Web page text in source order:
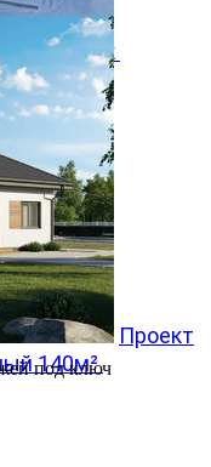
Проект
140м²
под ключ